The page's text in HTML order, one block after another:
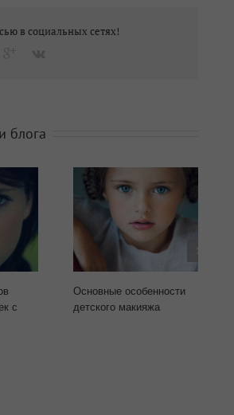
в социальных сетях!
блога
с
Основные особенности
детского макияжа